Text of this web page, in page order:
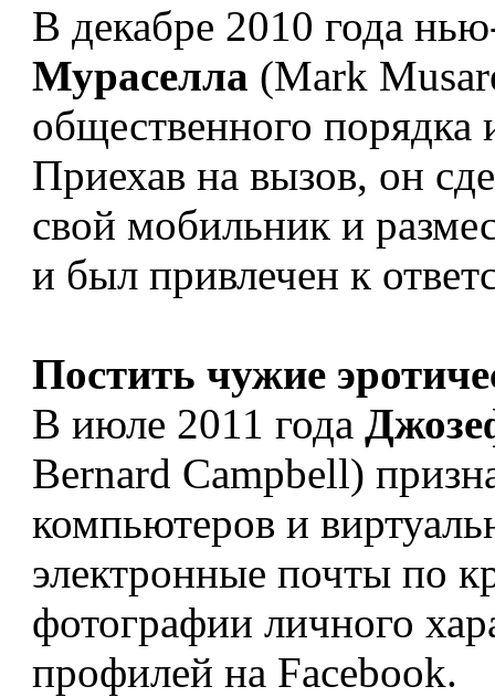
В декабре 2010 года
Мураселла (Mark
общественного
Приехав на вызов, он
свой мобильник и
и был привлечен к
Постить чужие
В июле 2011 года
Bernard Campbell)
компьютеров и
электронные почты по
фотографии личного
профилей на Facebook.